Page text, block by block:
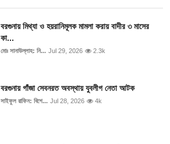
বরগুনায় মিথ্যা ও হয়রানিমূলক মামলা করায় বাদীর ৩ মাসের
কা...
মোঃ সানাউল্লাহ: নি... Jul 29, 2026 2.3k
বরগুনায় গাঁজা সেবনরত অবস্থায় যুবলীগ নেতা আটক
সাইফুল রাফিন: বিশে... Jul 28, 2026 4k